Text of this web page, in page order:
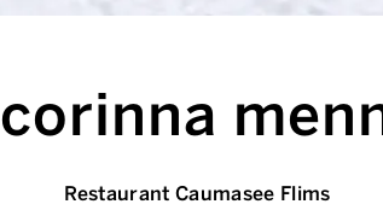
corinna
Restaurant Caumasee Flims